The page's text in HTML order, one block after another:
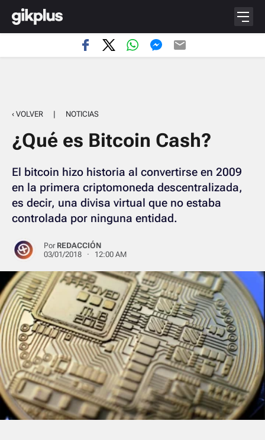
‹ VOLVER | NOTICIAS
¿Qué es Bitcoin Cash?
El bitcoin hizo historia al convertirse en 2009
en la primera criptomoneda descentralizada,
es decir, una divisa virtual que no estaba
controlada por ninguna entidad.
Por REDACCIÓN
03/01/2018 · 12:00 AM